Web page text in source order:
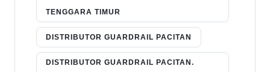
TENGGARA TIMUR
DISTRIBUTOR GUARDRAIL PACITAN
DISTRIBUTOR GUARDRAIL PACITAN.